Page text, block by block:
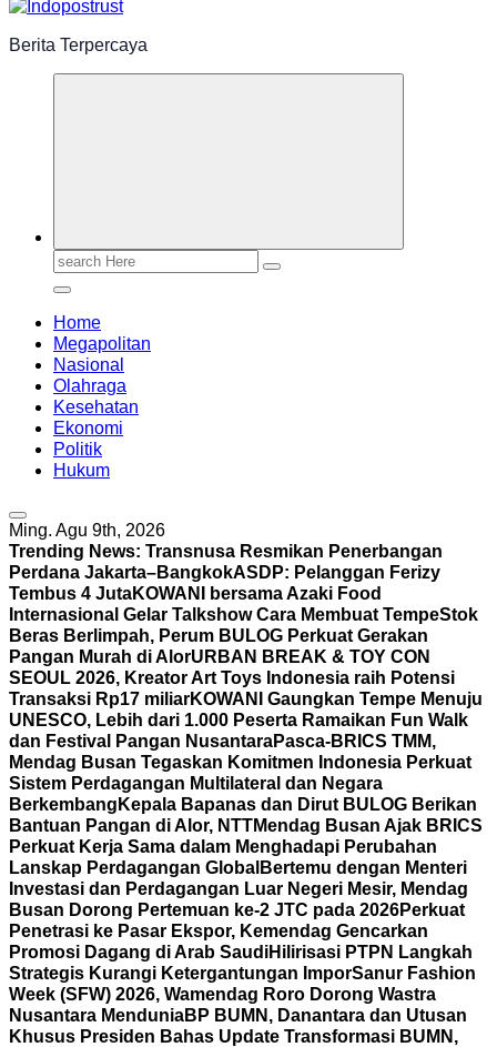
Berita Terpercaya
Search
Home
Megapolitan
Nasional
Olahraga
Kesehatan
Ekonomi
Politik
Hukum
Ming. Agu 9th, 2026
Trending News: Transnusa Resmikan Penerbangan
Perdana Jakarta–BangkokASDP: Pelanggan Ferizy
Tembus 4 JutaKOWANI bersama Azaki Food
Internasional Gelar Talkshow Cara Membuat TempeStok
Beras Berlimpah, Perum BULOG Perkuat Gerakan
Pangan Murah di AlorURBAN BREAK & TOY CON
SEOUL 2026, Kreator Art Toys Indonesia raih Potensi
Transaksi Rp17 miliarKOWANI Gaungkan Tempe Menuju
UNESCO, Lebih dari 1.000 Peserta Ramaikan Fun Walk
dan Festival Pangan NusantaraPasca-BRICS TMM,
Mendag Busan Tegaskan Komitmen Indonesia Perkuat
Sistem Perdagangan Multilateral dan Negara
Berkembang Kepala Bapanas dan Dirut BULOG Berikan
Bantuan Pangan di Alor, NTTMendag Busan Ajak BRICS
Perkuat Kerja Sama dalam Menghadapi Perubahan
Lanskap Perdagangan Global Bertemu dengan Menteri
Investasi dan Perdagangan Luar Negeri Mesir, Mendag
Busan Dorong Pertemuan ke-2 JTC pada 2026Perkuat
Penetrasi ke Pasar Ekspor, Kemendag Gencarkan
Promosi Dagang di Arab SaudiHilirisasi PTPN Langkah
Strategis Kurangi Ketergantungan ImporSanur Fashion
Week (SFW) 2026, Wamendag Roro Dorong Wastra
Nusantara MenduniaBP BUMN, Danantara dan Utusan
Khusus Presiden Bahas Update Transformasi BUMN,